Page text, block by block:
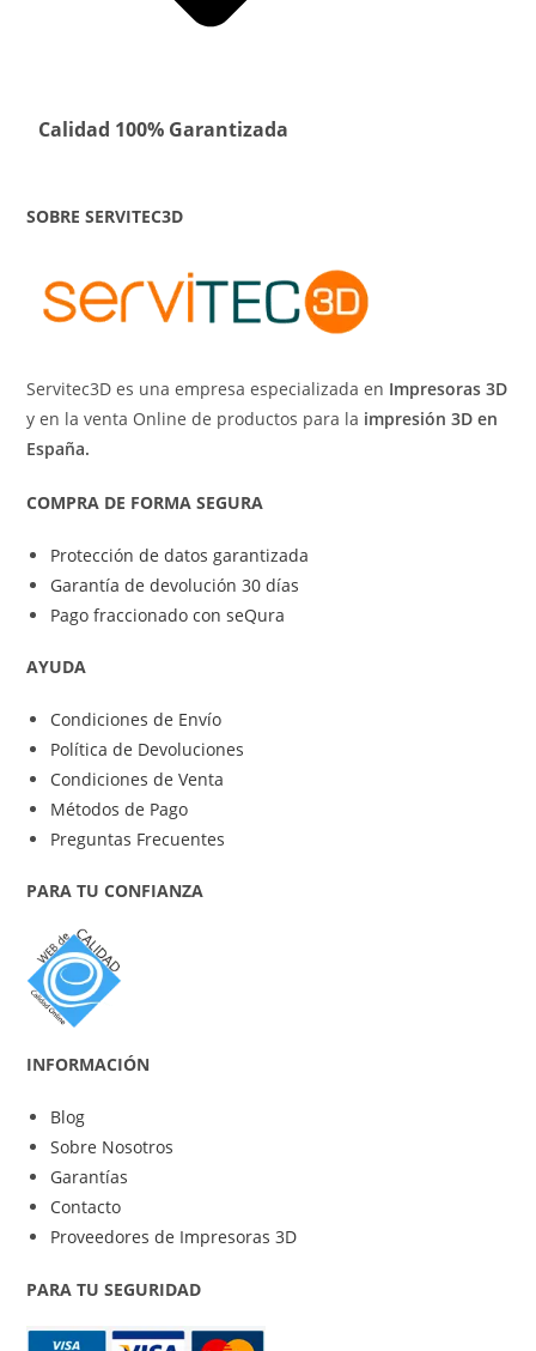
Calidad 100% Garantizada
SOBRE SERVITEC3D
Servitec3D es una empresa especializada en Impresoras 3D
y en la venta Online de productos para la impresión 3D en
España.
COMPRA DE FORMA SEGURA
Protección de datos garantizada
Garantía de devolución 30 días
Pago fraccionado con seQura
AYUDA
Condiciones de Envío
Política de Devoluciones
Condiciones de Venta
Métodos de Pago
Preguntas Frecuentes
PARA TU CONFIANZA
INFORMACIÓN
Blog
Sobre Nosotros
Garantías
Contacto
Proveedores de Impresoras 3D
PARA TU SEGURIDAD